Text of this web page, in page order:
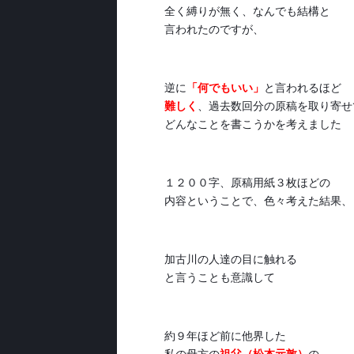
全く縛りが無く、なんでも結構と
言われたのですが、
逆に 「何でもいい」 と言われるほど
難しく
、過去数回分の原稿を取り寄
どんなことを書こうかを考えました
１２００字、原稿用紙３枚ほどの
内容ということで、色々考えた結果、
加古川の人達の目に触れる
と言うことも意識して
約９年ほど前に他界した